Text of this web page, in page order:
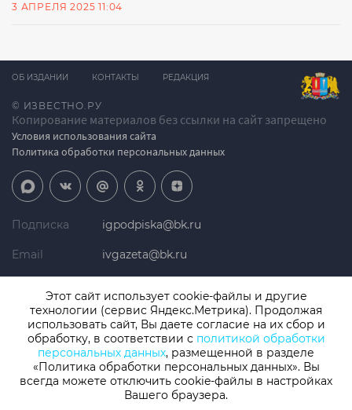
3 АПРЕЛЯ 2025 11:04
© ИЗВЕСТНО.РУ
Копирование материалов без ссылки на сайт запрещено
Условия использования сайта
Политика обработки персональных данных
ОБ ИЗДАНИИ КОНТАКТЫ РЕДАКЦИЯ
Подписка igpodpiska@bk.ru
Email ivgazeta@bk.ru
Телефон +7 (4932) 41-94-81
СМИ: Izvestno.ru. Реестровая запись 08.11.2019 серия ЭЛ № ФС 77 -
77192, зарегистрировано Роскомнадзором
Учредитель: БУ «Ивановские газеты». Главный редактор:
Этот сайт использует cookie-файлы и другие
технологии (сервис Яндекс.Метрика). Продолжая
использовать сайт, Вы даете согласие на их сбор и
обработку, в соответствии с политикой обработки
персональных данных, размещенной в разделе
«Политика обработки персональных данных». Вы
всегда можете отключить cookie-файлы в настройках
Вашего браузера.